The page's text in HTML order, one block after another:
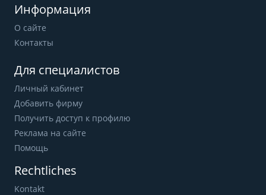
Информация
О сайте
Контакты
Для специалистов
Личный кабинет
Добавить фирму
Получить доступ к профилю
Реклама на сайте
Помощь
Rechtliches
Kontakt